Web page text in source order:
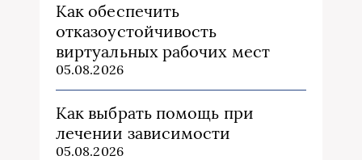
Как обеспечить
отказоустойчивость
виртуальных рабочих мест
05.08.2026
Как выбрать помощь при
лечении зависимости
05.08.2026